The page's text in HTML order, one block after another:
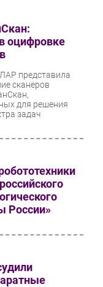
оцифровке
представила
сканеров
для решения
задач
России»